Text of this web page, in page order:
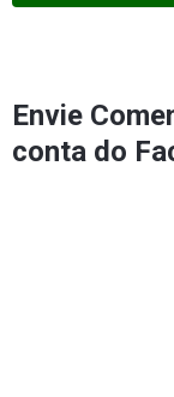
Envie
conta do